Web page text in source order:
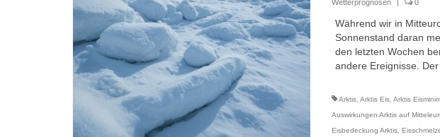
Wetterprognosen
| 0
Während wir in
Sonnenstand daran
den letzten Wochen
andere Ereignisse.
Arktis, Arktis Eis, Arktis
Auswirkungen Arktis auf
Eisbedeckung Arktis,